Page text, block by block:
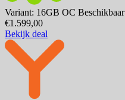
Variant: 16GB OC Beschikbaar
€1.599,00
Bekijk deal